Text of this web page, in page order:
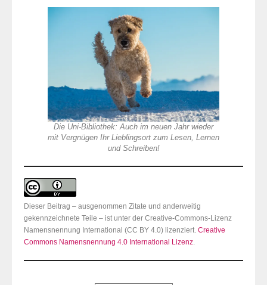
Die Uni-Bibliothek: Auch im neuen Jahr wieder
mit Vergnügen Ihr Lieblingsort zum Lesen, Lernen
und Schreiben!
Dieser Beitrag – ausgenommen Zitate und anderweitig
gekennzeichnete Teile – ist unter der Creative-Commons-Lizenz
Namensnennung International (CC BY 4.0) lizenziert. Creative
Commons Namensnennung 4.0 International Lizenz.